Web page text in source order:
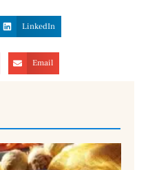
LinkedIn
Email